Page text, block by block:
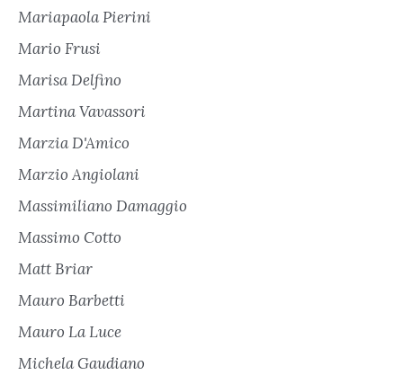
Mariapaola Pierini
Mario Frusi
Marisa Delfino
Martina Vavassori
Marzia D'Amico
Marzio Angiolani
Massimiliano Damaggio
Massimo Cotto
Matt Briar
Mauro Barbetti
Mauro La Luce
Michela Gaudiano